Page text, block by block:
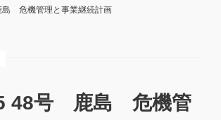
危機管理と事業継続計画
48号 鹿島 危機管